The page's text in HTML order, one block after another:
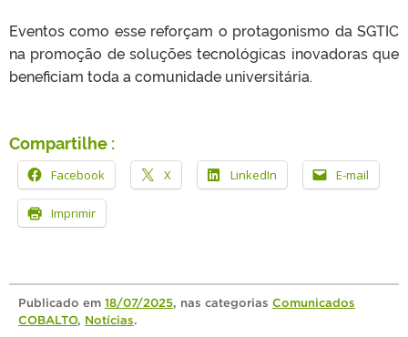
Eventos como esse reforçam o protagonismo da SGTIC
na promoção de soluções tecnológicas inovadoras que
beneficiam toda a comunidade universitária.
Compartilhe :
Facebook X LinkedIn E-mail
Imprimir
Publicado em 18/07/2025, nas categorias Comunicados
COBALTO, Notícias.